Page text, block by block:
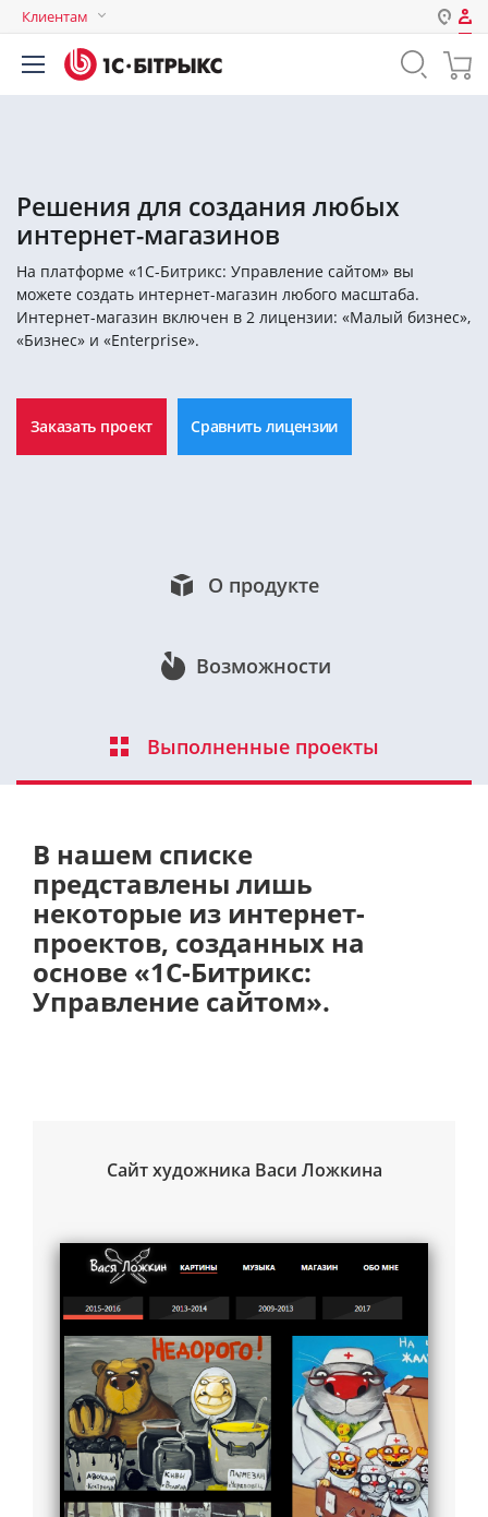
Клиентам
Авторизация
Пароль
Запомнить меня на этом
Решения для создания любых
интернет-магазинов
На платформе «1С-Битрикс: Управление сайтом» вы
можете создать интернет-магазин любого масштаба.
Интернет-магазин включен в 2 лицензии: «Малый бизнес»,
«Бизнес» и «Enterprise».
Заказать проект Сравнить лицензии
О продукте
Возможности
Выполненные проекты
В нашем списке
представлены лишь
некоторые из интернет-
проектов, созданных на
основе «1С-Битрикс:
Управление сайтом».
Сайт художника Васи Ложкина